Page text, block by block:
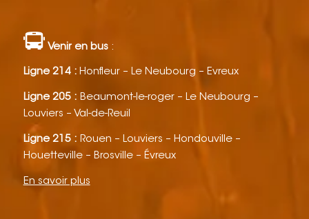
Venir en bus:
Ligne 214 : Honfleur – Le Neubourg – Evreux
Ligne 205 : Beaumont-le-roger – Le Neubourg –
Louviers – Val-de-Reuil
Ligne 215 : Rouen – Louviers – Hondouville –
Houetteville – Brosville – Évreux
En savoir plus